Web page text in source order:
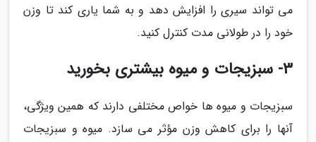
می تواند سیری را افزایش دهد و به شما یاری کند تا وزن
خود را در طولانی مدت کنترل کنید.
3- سبزیجات و میوه بیشتری بخورید
سبزیجات و میوه ها خواص مختلفی دارند که همین ویژگی،
آنها را برای کاهش وزن مؤثر می سازد. میوه و سبزیجات